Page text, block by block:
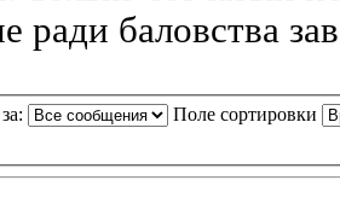
ради баловства
Поле сортировки